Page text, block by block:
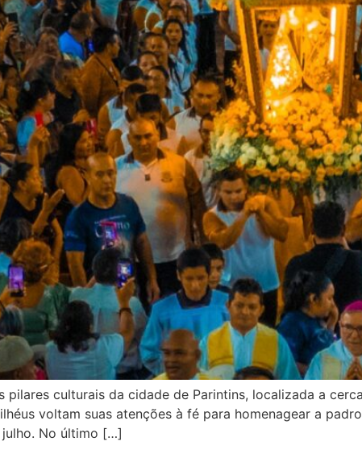
pilares culturais da cidade de Parintins, localizada a
voltam suas atenções à fé para homenagear a
No último […]